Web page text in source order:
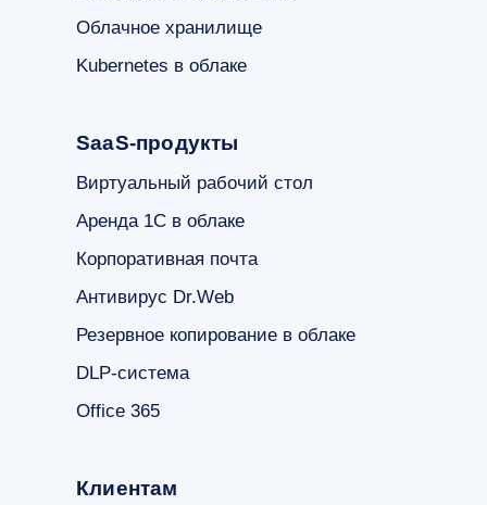
Облачное хранилище
Kubernetes в облаке
SaaS-продукты
Виртуальный рабочий стол
Аренда 1С в облаке
Корпоративная почта
Антивирус Dr.Web
Резервное копирование в облаке
DLP-система
Office 365
Клиентам